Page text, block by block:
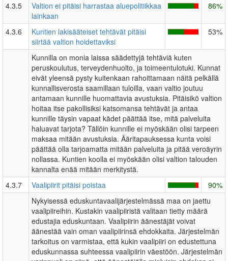
4.3.5
Valtion ei pitäisi harrastaa aluepolitiikkaa
lainkaan
86%
4.3.6
Kuntien lakisääteiset tehtävät pitäisi
siirtää valtion hoidettaviksi
53%
Kunnilla on monia laissa säädettyjä tehtäviä kuten
peruskoulutus, terveydenhuolto, ja toimeentulotuki. Kunnat
eivät yleensä pysty kuitenkaan rahoittamaan näitä pelkällä
kunnallisverosta saamillaan tuloilla, vaan valtio joutuu
antamaan kunnille huomattavia avustuksia. Pitäisikö valtion
hoitaa itse pakollisiksi katsomansa tehtävät ja antaa
kunnille täysin vapaat kädet päättää itse, mitä palveluita
haluavat tarjota? Tällöin kunnille ei myöskään olisi tarpeen
maksaa mitään avustuksia. Ääritapauksessa kunta voisi
päättää olla tarjoamatta mitään palveluita ja pitää veroäyrin
nollassa. Kuntien koolla ei myöskään olisi valtion talouden
kannalta enää mitään merkitystä.
4.3.7
Vaalipiirit pitäisi poistaa
90%
Nykyisessä eduskuntavaalijärjestelmässä maa on jaettu
vaalipiireihin. Kustakin vaalipiiristä valitaan tietty määrä
edustajia eduskuntaan. Vaalipiirin äänestäjät voivat
äänestää vain oman vaalipiirinsä ehdokkaita. Järjestelmän
tarkoitus on varmistaa, että kukin vaalipiiri on edustettuna
eduskunnassa suhteessa vaalipiirin väestöön. Järjestelmän